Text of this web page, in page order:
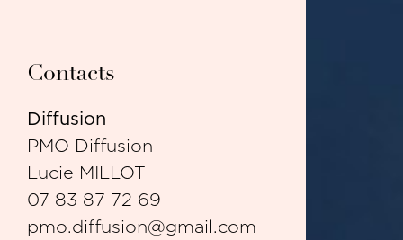
Contacts
Diffusion
PMO Diffusion
Lucie MILLOT
07 83 87 72 69
pmo.diffusion@gmail.com